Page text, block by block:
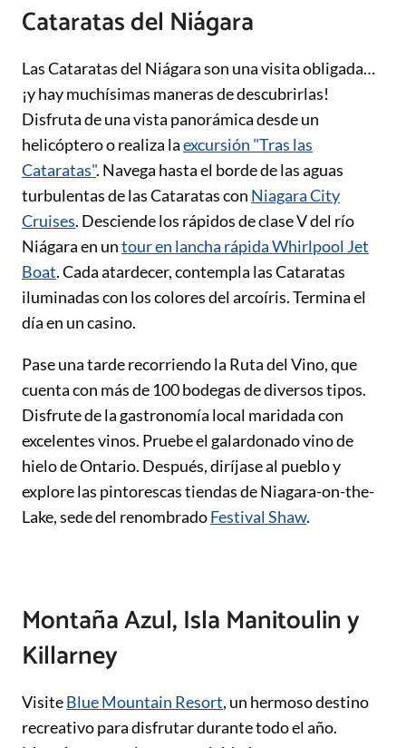
Cataratas del Niágara
Las Cataratas del Niágara son una visita obligada…
¡y hay muchísimas maneras de descubrirlas!
Disfruta de una vista panorámica desde un
helicóptero o realiza laexcursión "Tras las
Cataratas". Navega hasta el borde de las aguas
turbulentas de las Cataratas con Niagara City
Cruises. Desciende los rápidos de clase V del río
Niágara en untour en lancha rápida Whirlpool Jet
Boat. Cada atardecer, contempla las Cataratas
iluminadas con los colores del arcoíris. Termina el
día en un casino.
Pase una tarde recorriendo la Ruta del Vino, que
cuenta con más de 100 bodegas de diversos tipos.
Disfrute de la gastronomía local maridada con
excelentes vinos. Pruebe el galardonado vino de
hielo de Ontario. Después, diríjase al pueblo y
explore las pintorescas tiendas de Niagara-on-the-
Lake, sede del renombradoFestival Shaw.
Montaña Azul, Isla Manitoulin y
Killarney
VisiteBlue Mountain Resort, un hermoso destino
recreativo para disfrutar durante todo el año.